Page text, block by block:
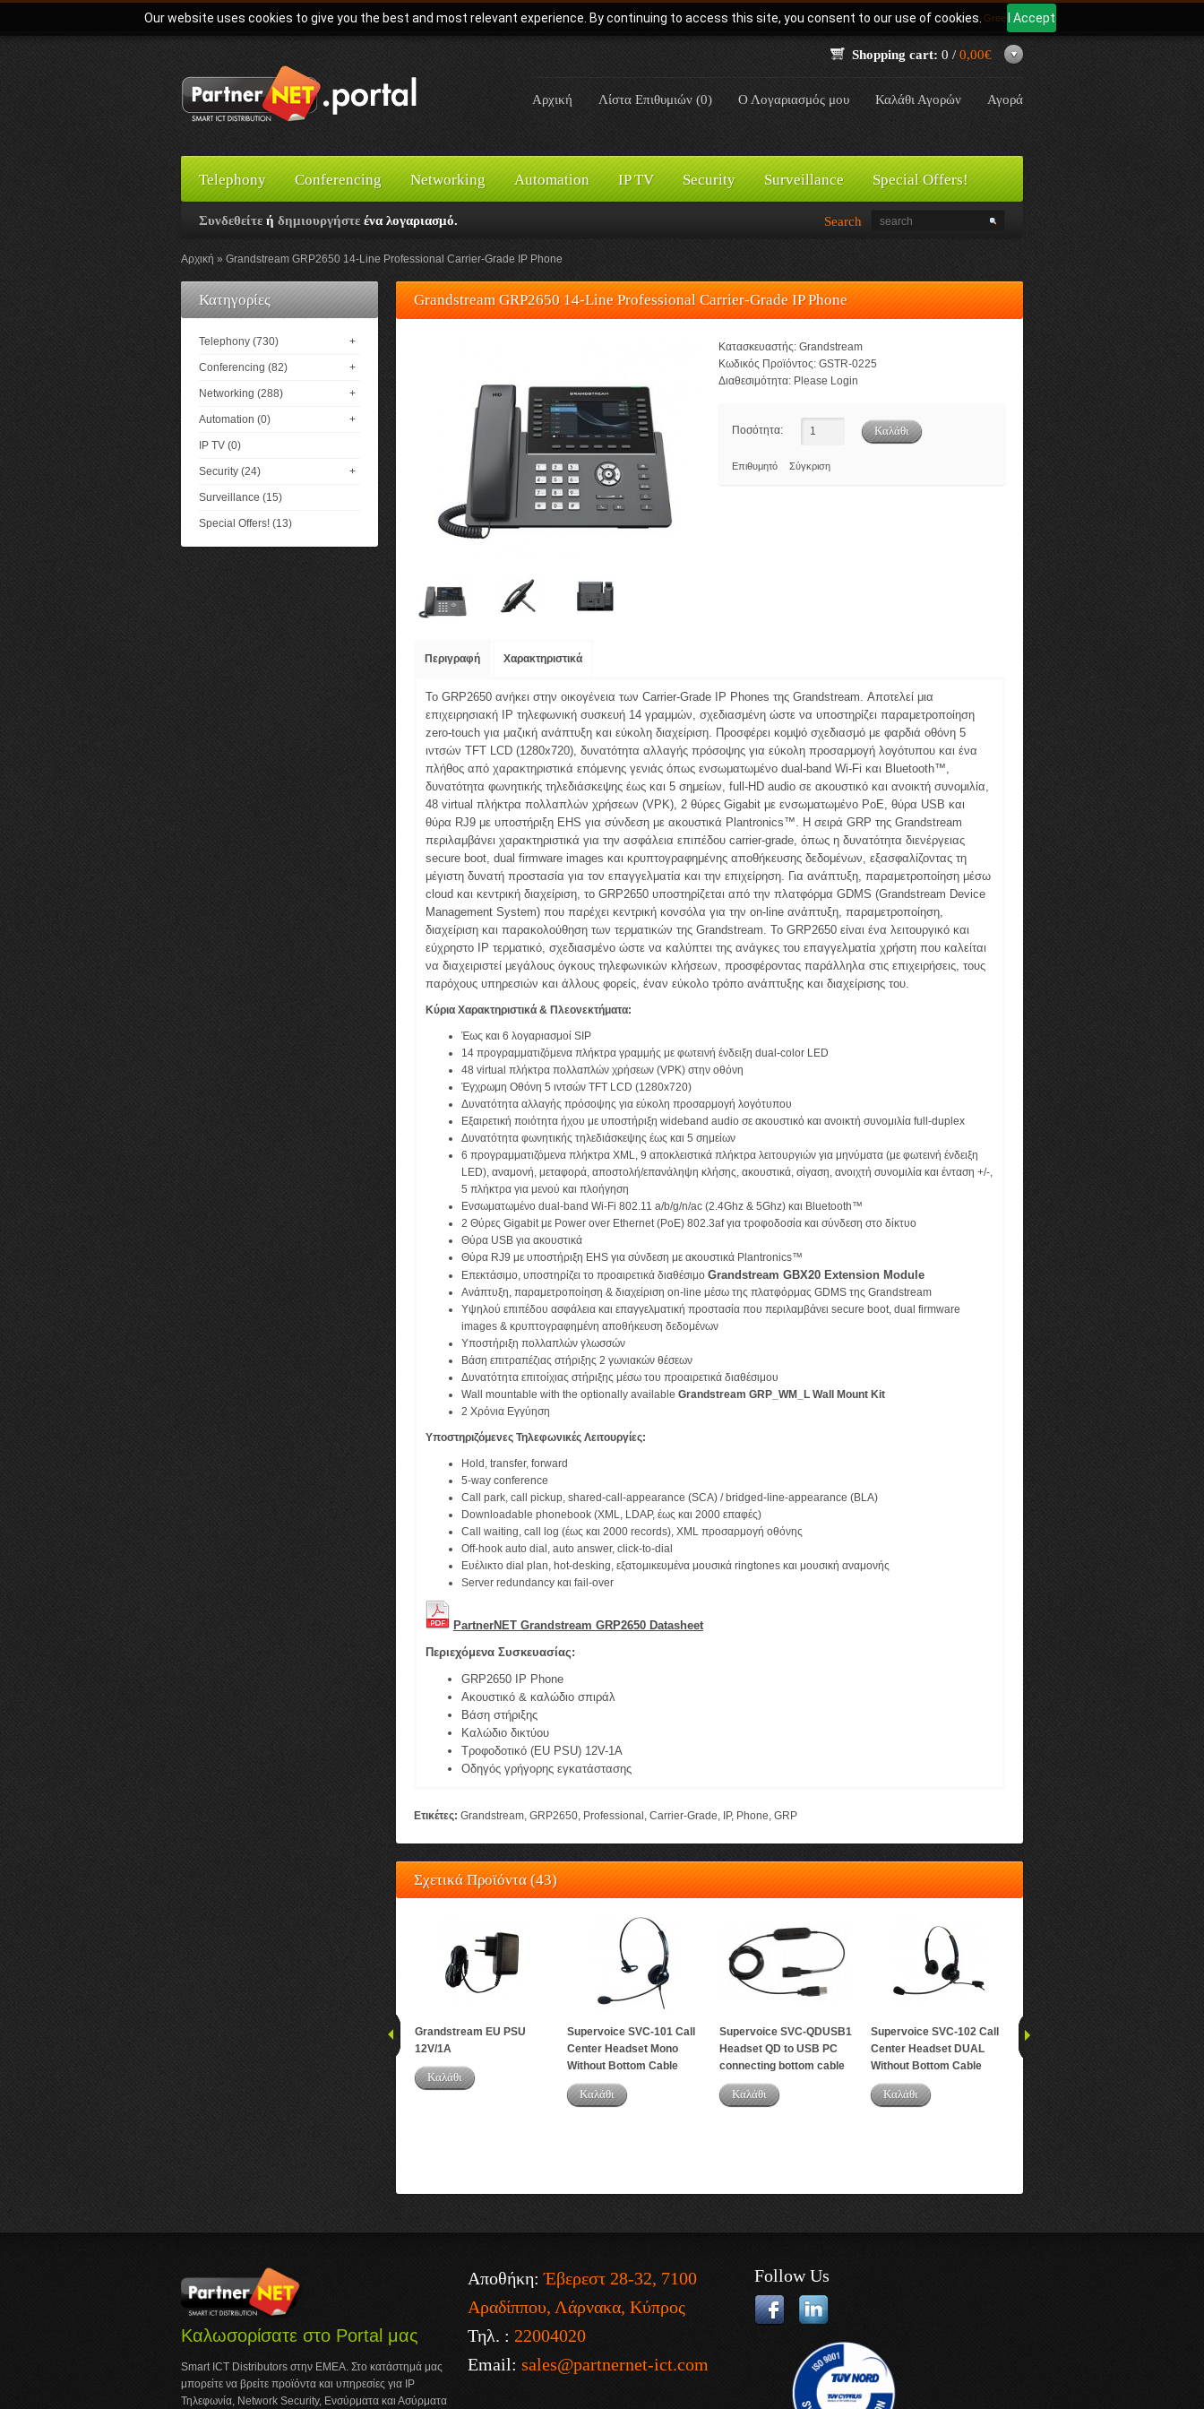
Our website uses cookies to give you the best and most relevant experience. By continuing to access this site, you consent to our use of cookies. I Accept
Γλώσσα: Greek
Shopping cart: 0 / 0,00€
Αρχική Λίστα Επιθυμιών (0) Ο Λογαριασμός μου Καλάθι Αγορών Αγορά
Telephony Conferencing Networking Automation IP TV Security Surveillance Special Offers!
Συνδεθείτε ή δημιουργήστε ένα λογαριασμό. Search
Αρχική Grandstream GRP2650 14-Line Professional Carrier-Grade IP Phone
Κατηγορίες
Telephony (730) +
Conferencing (82) +
Networking (288) +
Automation (0) +
IP TV (0)
Security (24) +
Surveillance (15)
Special Offers! (13)
Grandstream GRP2650 14-Line Professional Carrier-Grade IP Phone
Κατασκευαστής: Grandstream
Κωδικός Προϊόντος: GSTR-0225
Διαθεσιμότητα: Please Login
Ποσότητα:
Επιθυμητό Σύγκριση
Περιγραφή Χαρακτηριστικά
Το GRP2650 ανήκει στην οικογένεια των Carrier-Grade IP Phones της Grandstream. Αποτελεί μια
επιχειρησιακή IP τηλεφωνική συσκευή 14 γραμμών, σχεδιασμένη ώστε να υποστηρίζει παραμετροποίηση
zero-touch για μαζική ανάπτυξη και εύκολη διαχείριση. Προσφέρει κομψό σχεδιασμό με φαρδιά οθόνη 5
ιντσών TFT LCD (1280x720), δυνατότητα αλλαγής πρόσοψης για εύκολη προσαρμογή λογότυπου και ένα
πλήθος από χαρακτηριστικά επόμενης γενιάς όπως ενσωματωμένο dual-band Wi-Fi και Bluetooth™,
δυνατότητα φωνητικής τηλεδιάσκεψης έως και 5 σημείων, full-HD audio σε ακουστικό και ανοικτή συνομιλία,
48 virtual πλήκτρα πολλαπλών χρήσεων (VPK), 2 θύρες Gigabit με ενσωματωμένο PoE, θύρα USB και
θύρα RJ9 με υποστήριξη EHS για σύνδεση με ακουστικά Plantronics™. Η σειρά GRP της Grandstream
περιλαμβάνει χαρακτηριστικά για την ασφάλεια επιπέδου carrier-grade, όπως η δυνατότητα διενέργειας
secure boot, dual firmware images και κρυπτογραφημένης αποθήκευσης δεδομένων, εξασφαλίζοντας τη
μέγιστη δυνατή προστασία για τον επαγγελματία και την επιχείρηση. Για ανάπτυξη, παραμετροποίηση μέσω
cloud και κεντρική διαχείριση, το GRP2650 υποστηρίζεται από την πλατφόρμα GDMS (Grandstream Device
Management System) που παρέχει κεντρική κονσόλα για την on-line ανάπτυξη, παραμετροποίηση,
διαχείριση και παρακολούθηση των τερματικών της Grandstream. Το GRP2650 είναι ένα λειτουργικό και
εύχρηστο IP τερματικό, σχεδιασμένο ώστε να καλύπτει της ανάγκες του επαγγελματία χρήστη που καλείται
να διαχειριστεί μεγάλους όγκους τηλεφωνικών κλήσεων, προσφέροντας παράλληλα στις επιχειρήσεις, τους
παρόχους υπηρεσιών και άλλους φορείς, έναν εύκολο τρόπο ανάπτυξης και διαχείρισης του.
Κύρια Χαρακτηριστικά & Πλεονεκτήματα:
Έως και 6 λογαριασμοί SIP
14 προγραμματιζόμενα πλήκτρα γραμμής με φωτεινή ένδειξη dual-color LED
48 virtual πλήκτρα πολλαπλών χρήσεων (VPK) στην οθόνη
Έγχρωμη Οθόνη 5 ιντσών TFT LCD (1280x720)
Δυνατότητα αλλαγής πρόσοψης για εύκολη προσαρμογή λογότυπου
Εξαιρετική ποιότητα ήχου με υποστήριξη wideband audio σε ακουστικό και ανοικτή συνομιλία full-duplex
Δυνατότητα φωνητικής τηλεδιάσκεψης έως και 5 σημείων
6 προγραμματιζόμενα πλήκτρα XML, 9 αποκλειστικά πλήκτρα λειτουργιών για μηνύματα (με φωτεινή ένδειξη
LED), αναμονή, μεταφορά, αποστολή/επανάληψη κλήσης, ακουστικά, σίγαση, ανοιχτή συνομιλία και ένταση +/-,
5 πλήκτρα για μενού και πλοήγηση
Ενσωματωμένο dual-band Wi-Fi 802.11 a/b/g/n/ac (2.4Ghz & 5Ghz) και Bluetooth™
2 Θύρες Gigabit με Power over Ethernet (PoE) 802.3af για τροφοδοσία και σύνδεση στο δίκτυο
Θύρα USB για ακουστικά
Θύρα RJ9 με υποστήριξη EHS για σύνδεση με ακουστικά Plantronics™
Επεκτάσιμο, υποστηρίζει το προαιρετικά διαθέσιμο Grandstream GBX20 Extension Module
Ανάπτυξη, παραμετροποίηση & διαχείριση on-line μέσω της πλατφόρμας GDMS της Grandstream
Υψηλού επιπέδου ασφάλεια και επαγγελματική προστασία που περιλαμβάνει secure boot, dual firmware
images & κρυπτογραφημένη αποθήκευση δεδομένων
Υποστήριξη πολλαπλών γλωσσών
Βάση επιτραπέζιας στήριξης 2 γωνιακών θέσεων
Δυνατότητα επιτοίχιας στήριξης μέσω του προαιρετικά διαθέσιμου
Wall mountable with the optionally available Grandstream GRP_WM_L Wall Mount Kit
2 Χρόνια Εγγύηση
Υποστηριζόμενες Τηλεφωνικές Λειτουργίες:
Hold, transfer, forward
5-way conference
Call park, call pickup, shared-call-appearance (SCA) / bridged-line-appearance (BLA)
Downloadable phonebook (XML, LDAP, έως και 2000 επαφές)
Call waiting, call log (έως και 2000 records), XML προσαρμογή οθόνης
Οff-hook auto dial, auto answer, click-to-dial
Eυέλικτο dial plan, hot-desking, εξατομικευμένα μουσικά ringtones και μουσική αναμονής
Server redundancy και fail-over
PartnerNET Grandstream GRP2650 Datasheet
Περιεχόμενα Συσκευασίας:
GRP2650 IP Phone
Ακουστικό & καλώδιο σπιράλ
Βάση στήριξης
Καλώδιο δικτύου
Τροφοδοτικό (EU PSU) 12V-1A
Οδηγός γρήγορης εγκατάστασης
Ετικέτες: Grandstream, GRP2650, Professional , Carrier-Grade, IP, Phone, GRP
Σχετικά Προϊόντα (43)
Grandstream EU PSU
12V/1A
Καλάθι
Supervoice SVC-101 Call
Center Headset Mono
Without Bottom Cable
Καλάθι
Supervoice SVC-QDUSB1
Headset QD to USB PC
connecting bottom cable
Καλάθι
Supervoice SVC-102 Call
Center Headset DUAL
Without Bottom Cable
Καλάθι
Grandstream GRP2612P
Carrier-Grade IP Phone
Καλωσορίσατε στο Portal μας
Smart ICT Distributors στην ΕΜΕΑ. Στο κατάστημά μας
μπορείτε να βρείτε προϊόντα και υπηρεσίες για IP
Τηλεφωνία, Network Security, Ενσύρματα και Ασύρματα
Αποθήκη:Έβερεστ 28-32, 7100
Αραδίππου, Λάρνακα, Κύπρος
Τηλ. : 22004020
Email: sales@partnernet-ict.com
Follow Us